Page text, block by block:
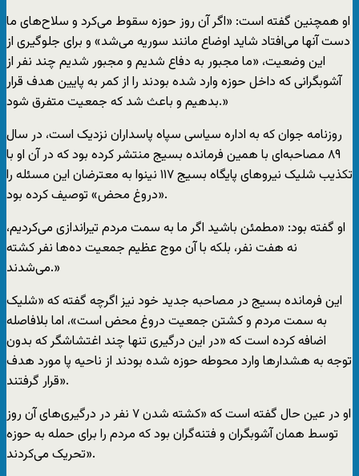
او همچنین گفته است: «اگر آن روز حوزه سقوط می‌کرد و سلاح‌های ما
دست آنها می‌افتاد شايد اوضاع مانند سوريه می‌شد» و برای جلوگيری از
اين وضعيت، «ما مجبور به دفاع شديم و مجبور شديم چند نفر از
آشوبگرانی که داخل حوزه وارد شده بودند را از کمر به پايين هدف قرار
بدهيم و باعث شد که جمعيت متفرق شود.»
روزنامه جوان که به اداره سياسی سپاه پاسداران نزديک است، در سال
۸۹ مصاحبه‌ای با همين فرمانده بسيج منتشر کرده بود که در آن او با
تکذيب شليک نيروهای پايگاه بسيج ۱۱۷ نينوا به معترضان اين مسئله را
«دروغ محض» توصيف کرده بود.
او گفته بود: «مطمئن باشيد اگر ما به سمت مردم تيراندازی می‌کرديم،
نه هفت نفر، بلکه با آن موج عظيم جمعيت ده‌ها نفر کشته
می‌شدند.»
اين فرمانده بسيج در مصاحبه جديد خود نيز اگرچه گفته که «شليک
به سمت مردم و کشتن جمعيت دروغ محض است»، اما بلافاصله
اضافه کرده است که «در اين درگيری تنها چند اغتشاشگر که بدون
توجه به هشدارها وارد محوطه حوزه شده بودند از ناحيه پا مورد هدف
قرار گرفتند».
او در عين حال گفته است که «کشته شدن ۷ نفر در درگيری‌های آن روز
توسط همان آشوبگران و فتنه‌گران بود که مردم را برای حمله به حوزه
تحريک می‌کردند».